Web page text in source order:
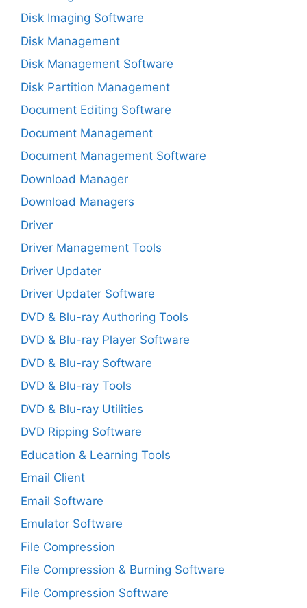
Disk Imaging Software
Disk Management
Disk Management Software
Disk Partition Management
Document Editing Software
Document Management
Document Management Software
Download Manager
Download Managers
Driver
Driver Management Tools
Driver Updater
Driver Updater Software
DVD & Blu-ray Authoring Tools
DVD & Blu-ray Player Software
DVD & Blu-ray Software
DVD & Blu-ray Tools
DVD & Blu-ray Utilities
DVD Ripping Software
Education & Learning Tools
Email Client
Email Software
Emulator Software
File Compression
File Compression & Burning Software
File Compression Software